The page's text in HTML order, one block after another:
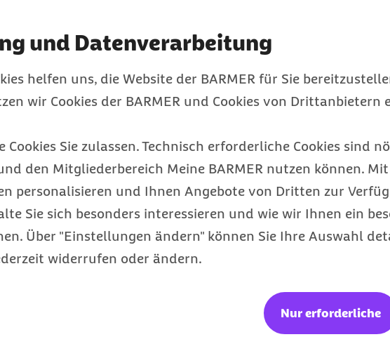
und Datenverarbeitung
helfen uns, die Website der BARMER für Sie
wir Cookies der BARMER und Cookies von Drittanbietern
Cookies Sie zulassen. Technisch erforderliche Cookies sind
den Mitgliederbereich Meine BARMER nutzen können.
personalisieren und Ihnen Angebote von Dritten zur
Sie sich besonders interessieren und wie wir Ihnen ein
Über "Einstellungen ändern" können Sie Ihre Auswahl
widerrufen oder ändern.
Nur erforderliche
trainieren
Kurse für Körper &